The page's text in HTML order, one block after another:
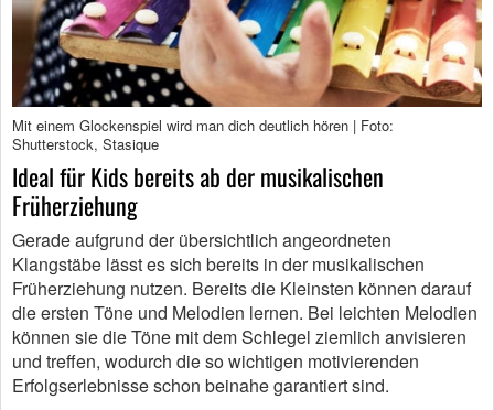
Mit einem Glockenspiel wird man dich deutlich hören | Foto:
Shutterstock, Stasique
Ideal für Kids bereits ab der musikalischen
Früherziehung
Gerade aufgrund der übersichtlich angeordneten
Klangstäbe lässt es sich bereits in der musikalischen
Früherziehung nutzen. Bereits die Kleinsten können darauf
die ersten Töne und Melodien lernen. Bei leichten Melodien
können sie die Töne mit dem Schlegel ziemlich anvisieren
und treffen, wodurch die so wichtigen motivierenden
Erfolgserlebnisse schon beinahe garantiert sind.